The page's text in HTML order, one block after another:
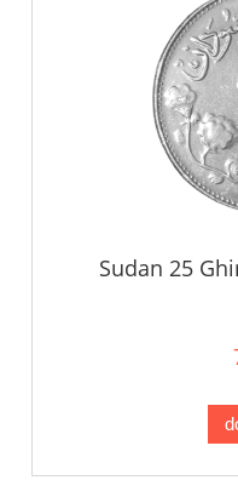
Sudan 25